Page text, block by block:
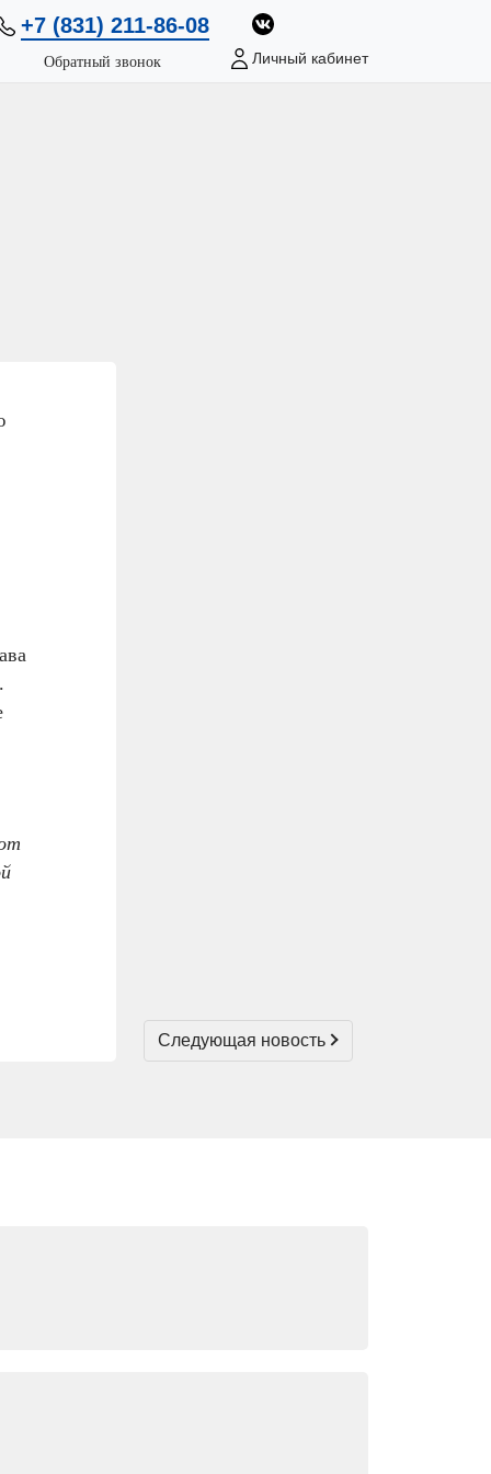
+7 (831) 211-86-08
Обратный звонок Личный кабинет
Следующая новость